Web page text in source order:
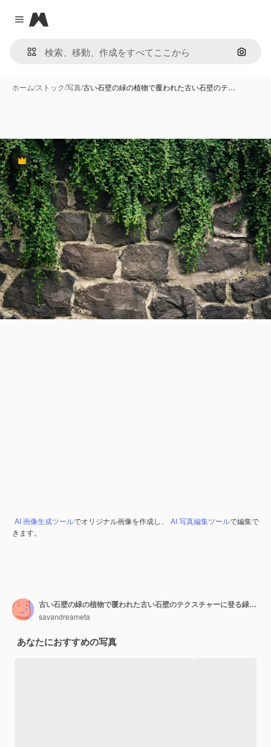
Close menu
Magnific
画像で
ホーム/ストック/写真/古い石壁の緑の植物で覆われた古い石壁のテ…
Premium
AI 画像生成ツールでオリジナル画像を作成し、 AI 写真編集ツールで編集で
きます。
古い石壁の緑の植物で覆われた古い石壁のテクスチャーに登る緑の植物
savandreameta
あなたにおすすめの写真